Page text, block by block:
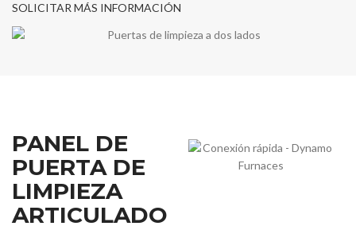
SOLICITAR MÁS INFORMACIÓN
PANEL DE
PUERTA DE
LIMPIEZA
ARTICULADO